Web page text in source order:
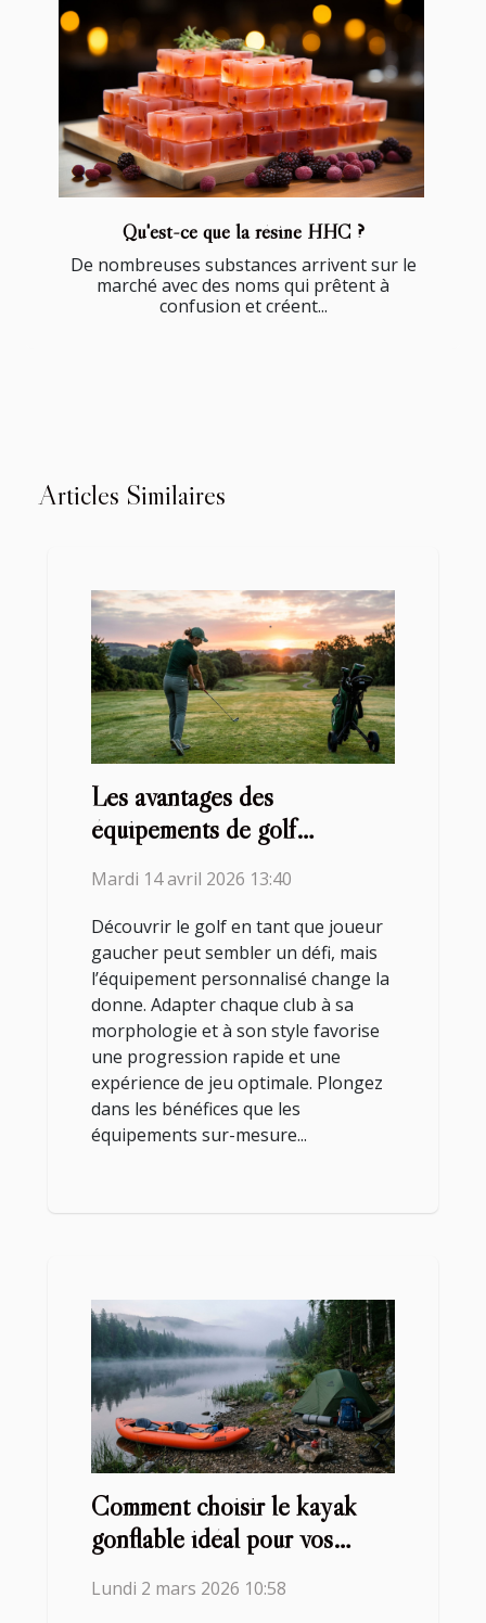
Qu'est-ce que la résine HHC ?
De nombreuses substances arrivent sur le
marché avec des noms qui prêtent à
confusion et créent...
Articles Similaires
Les avantages des
équipements de golf
joueurs gauchers
Mardi 14 avril 2026 13:40
Découvrir le golf en tant que joueur
gaucher peut sembler un défi, mais
l’équipement personnalisé change la
donne. Adapter chaque club à sa
morphologie et à son style favorise
une progression rapide et une
expérience de jeu optimale. Plongez
dans les bénéfices que les
équipements sur-mesure...
Comment choisir le kayak
gonflable idéal pour vos
Lundi 2 mars 2026 10:58